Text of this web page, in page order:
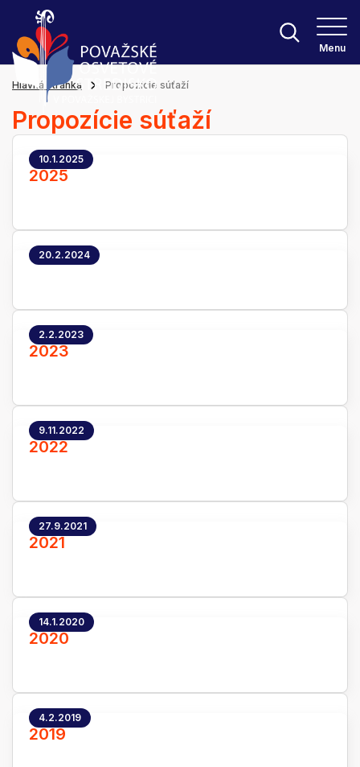
Menu
Hlavná stránka Propozície súťaží
Propozície súťaží
10.1.2025
2025
20.2.2024
2.2.2023
2023
9.11.2022
2022
27.9.2021
2021
14.1.2020
2020
4.2.2019
2019